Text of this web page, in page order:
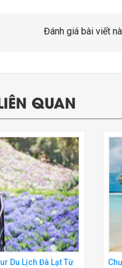
Đánh giá bài viết
QUAN
Du Lịch Đà Lạt Từ